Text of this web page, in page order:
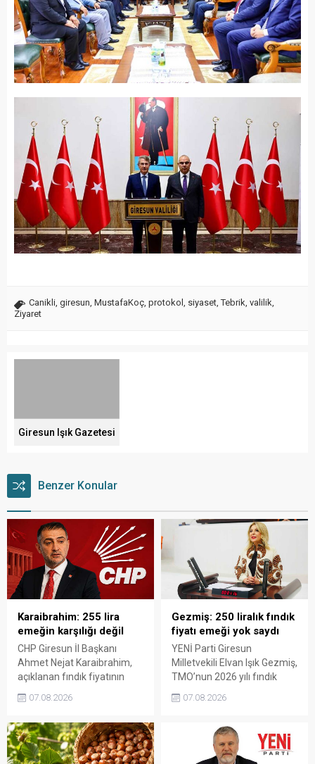
Canikli, giresun, MustafaKoç, protokol , siyaset,Tebrik, valilik,
Ziyaret
Giresun Işık Gazetesi
Benzer Konular
Karaibrahim: 255 lira
emeğin karşılığı değil
CHP Giresun İl Başkanı
Ahmet Nejat Karaibrahim,
açıklanan fındık fiyatının
karşısında yetersiz kaldığını
emeğinin korunmasını
istedi. Karaibrahim,
sürdürülebilir üretim için
07.08.2026
Gezmiş: 250 liralık fındık
fiyatı emeği yok saydı
YENİ Parti Giresun
Milletvekili Elvan Işık Gezmiş,
TMO’nun 2026 yılı fındık
Açıklanan rakamın üreticinin
karşılamadığını belirten
Gezmiş, “Üreticiyi yok
sayanı, günü geldiğinde
07.08.2026